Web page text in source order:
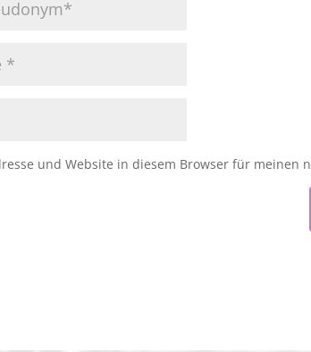
und Website in diesem Browser für meinen